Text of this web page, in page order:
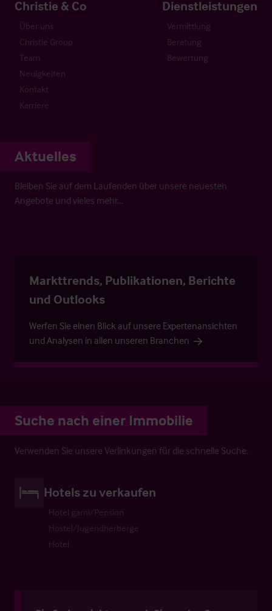
Christie & Co
Über uns
Christie Group
Team
Neuigkeiten
Kontakt
Karriere
Dienstleistungen
Vermittlung
Beratung
Bewertung
Aktuelles
Bleiben Sie auf dem Laufenden über unsere neuesten
Angebote und vieles mehr…
Markttrends, Publikationen, Berichte
und Outlooks
Werfen Sie einen Blick auf unsere Expertenansichten
und Analysen in allen unseren Branchen
Suche nach einer Immobilie
Verwenden Sie unsere Verlinkungen für die schnelle Suche.
Hotels zu verkaufen
Hotel garni/Pension
Hostel/Jugendherberge
Hotel